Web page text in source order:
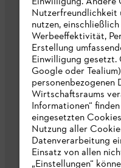
Nutzerfreundlichkeit
nutzen,
Werbeeffektivität,
Erstellung
Einwilligung gesetzt.
Google oder
personenbezogenen
Wirtschaftsraums
Informationen“
eingesetzten
Nutzung aller
Datenverarbeitung
Einsatz von allen
„Einstellungen“